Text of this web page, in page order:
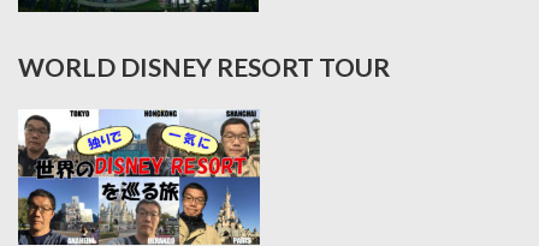
WORLD DISNEY RESORT TOUR